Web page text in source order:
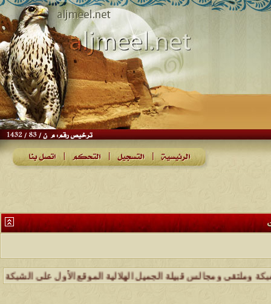
قبيلة الجميل الهلالية الموقع الأول على الشبكة العنكبوتية